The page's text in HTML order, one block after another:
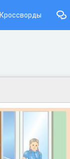
Кроссворды